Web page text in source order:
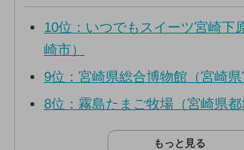
10位：いつでもスイーツ宮崎下
崎市）
9位：宮崎県総合博物館（宮崎県
8位：霧島たまご牧場（宮崎県都
もっと見る